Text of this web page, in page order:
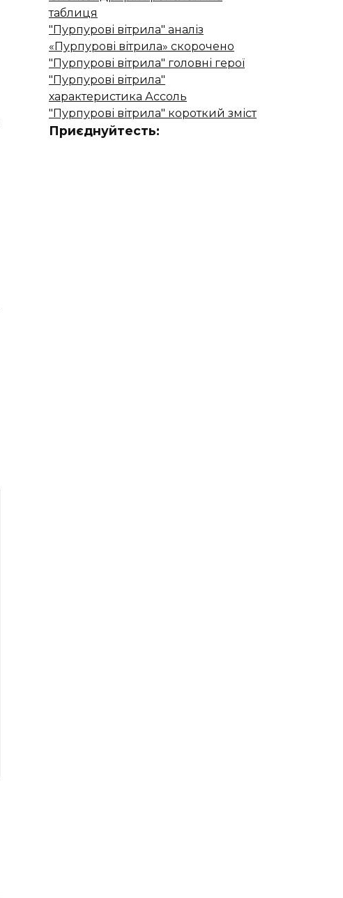
таблиця
"Пурпурові вітрила" аналіз
«Пурпурові вітрила» скорочено
"Пурпурові вітрила" головні герої
"Пурпурові вітрила"
характеристика Ассоль
"Пурпурові вітрила" короткий зміст
Приєднуйтесть: